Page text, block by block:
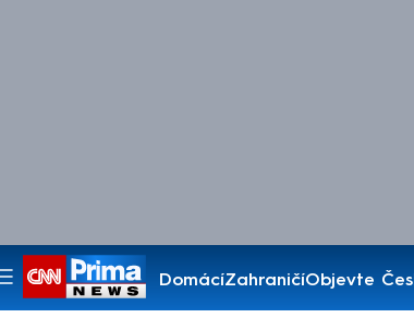
DomácíZahraničíObjevte
Pořady